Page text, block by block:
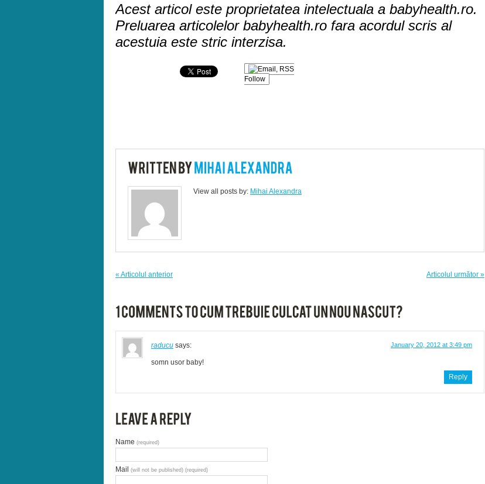
Acest articol este proprietatea intelectuala a babyhealth.ro.
Preluarea articolelor babyhealth.ro fara acordul scris al
acestuia este stric interzisa.
Follow
View all posts by: Mihai Alexandra
« Articolul anterior Articolul următor »
raducu says: January 20, 2012 at 3:49 pm
somn usor baby!
Reply
Name (required)
Mail (will not be published) (required)